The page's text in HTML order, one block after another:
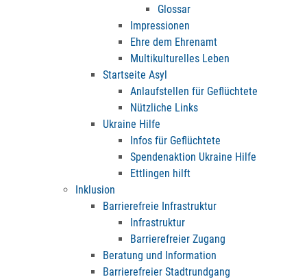
Glossar
Impressionen
Ehre dem Ehrenamt
Multikulturelles Leben
Startseite Asyl
Anlaufstellen für Geflüchtete
Nützliche Links
Ukraine Hilfe
Infos für Geflüchtete
Spendenaktion Ukraine Hilfe
Ettlingen hilft
Inklusion
Barrierefreie Infrastruktur
Infrastruktur
Barrierefreier Zugang
Beratung und Information
Barrierefreier Stadtrundgang